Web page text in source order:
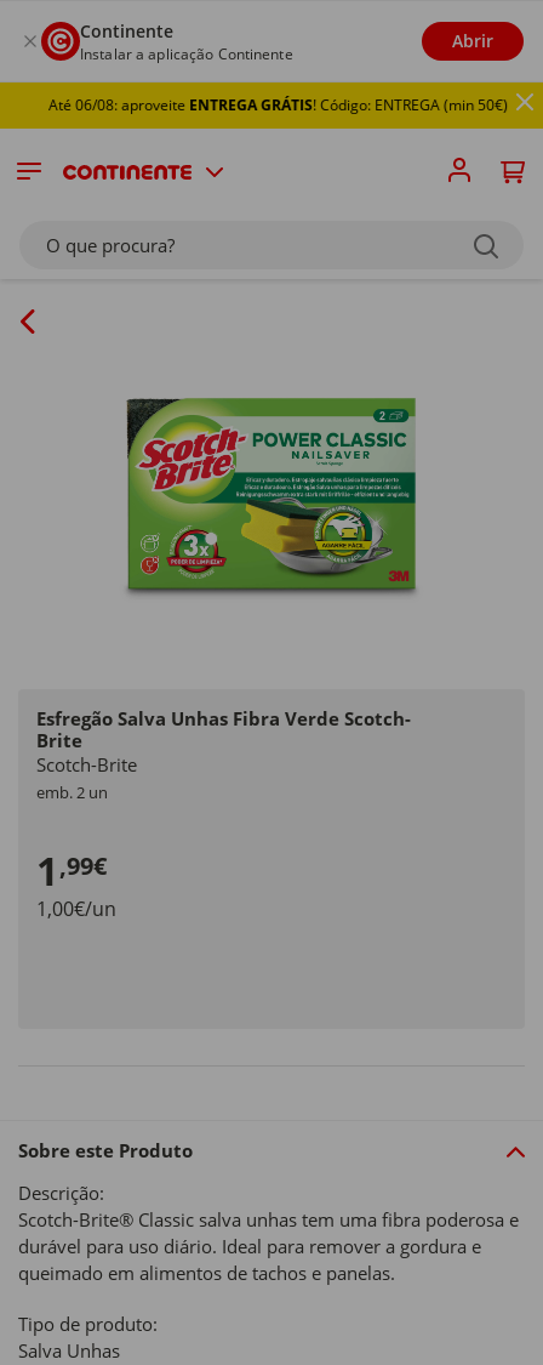
Continente
Instalar a aplicação Continente
Abrir
Até 06/08: aproveiteENTREGA GRÁTIS! Código: ENTREGA (min 50€)
O que procura?
Esfregão Salva Unhas Fibra Verde Scotch-
Brite
Scotch-Brite
emb. 2 un
1 ,99€
1,00€/un
Sobre este Produto
Descrição:
Scotch-Brite® Classic salva unhas tem uma fibra poderosa e
durável para uso diário. Ideal para remover a gordura e
queimado em alimentos de tachos e panelas.
Tipo de produto:
Salva Unhas